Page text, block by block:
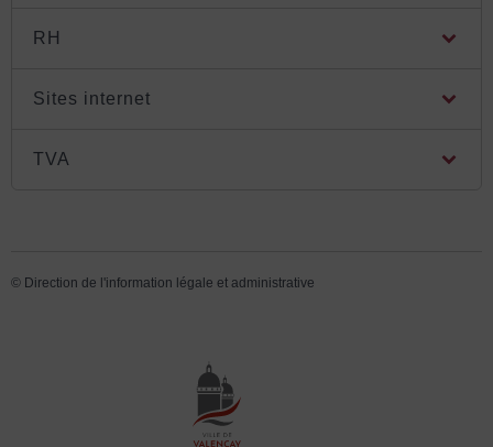
RH
Sites internet
TVA
© Direction de l'information légale et administrative